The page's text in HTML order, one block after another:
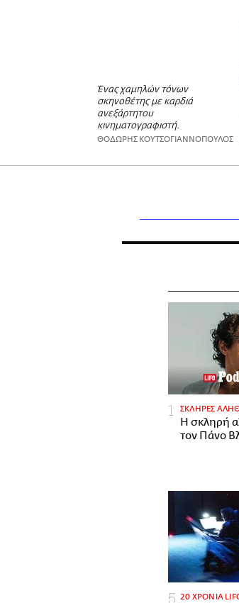
Ένας χαμηλών τόνων
σκηνοθέτης με καρδιά
ανεξάρτητου
κινηματογραφιστή.
ΘΟΔΩΡΗΣ ΚΟΥΤΣΟΓΙΑΝΝΟΠΟΥΛΟΣ
ΣΚΛΗΡΕΣ
H σκληρή
τον Πάνο
20 ΧΡΟΝΙΑ